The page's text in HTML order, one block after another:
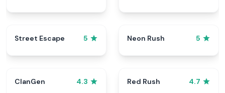
Street Escape 5 Neon Rush 5
ClanGen 4.3 Red Rush 4.7